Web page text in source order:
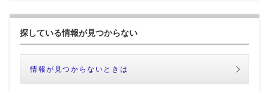
探している情報が見つからない
情報が見つからないときは